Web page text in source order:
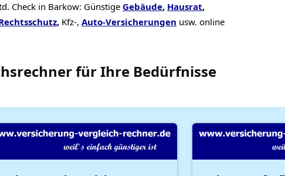
Check in Barkow: Günstige Gebäude, Hausrat,
, Kfz-, Auto-Versicherungen usw. online
für Ihre Bedürfnisse